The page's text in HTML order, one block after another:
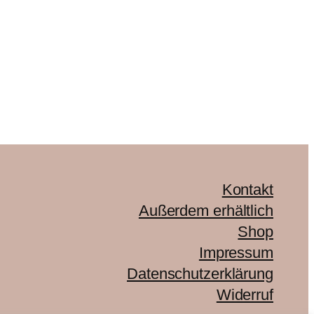
Kontakt
Außerdem erhältlich
Shop
Impressum
Datenschutzerklärung
Widerruf